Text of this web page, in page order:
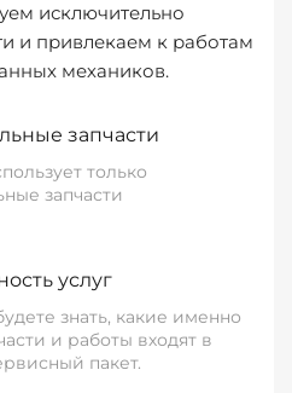
исключительно
и привлекаем к работам
механиков.
запчасти
только
запчасти
услуг
знать, какие именно
и работы входят в
пакет.